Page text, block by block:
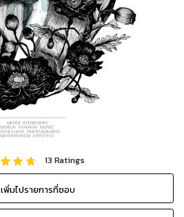
13 Ratings
เพิ่มไปรายการที่ชอบ